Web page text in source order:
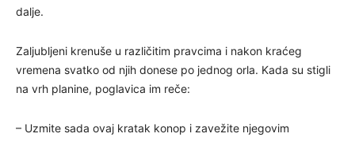
dalje.
Zaljubljeni krenuše u različitim pravcima i nakon kraćeg
vremena svatko od njih donese po jednog orla. Kada su stigli
na vrh planine, poglavica im reče:
– Uzmite sada ovaj kratak konop i zavežite njegovim